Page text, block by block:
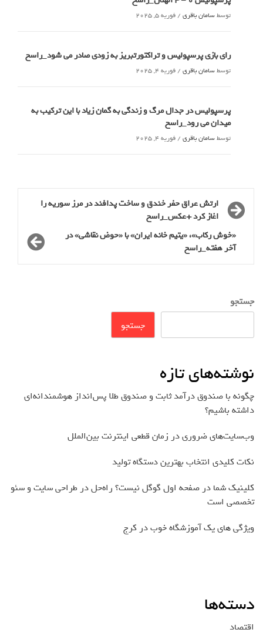
توسطسامان باقری / فوریه 5, 2025
رای بازی پرسپولیس و تراکتورتبریز به زودی صادر می شود_راسخ
توسطسامان باقری / فوریه 4, 2025
پرسپولیس در جدال مرگ و زندگی به گمان زیاد با این ترکیب به
میدان می رود_راسخ
توسطسامان باقری / فوریه 4, 2025
ارتش عراق حفر خندق و ساخت پدافند در مرز سوریه را
اغاز کرد +عکس_راسخ
«خوش رکاب»، «یتیم خانه ایران» با «حوض نقاشی» در
آخر هفته_راسخ
جستجو
جستجو
نوشته‌های تازه
چگونه با صندوق درآمد ثابت و صندوق طلا پس‌انداز هوشمندانه‌ای
داشته باشیم؟
وب‌سایت‌های ضروری در زمان قطعی اینترنت بین‌الملل
نکات کلیدی انتخاب بهترین دستگاه تولید
کلینیک شما در صفحه اول گوگل نیست؟ راه‌حل در طراحی سایت و سئو
تخصصی است
ویژگی های یک آموزشگاه خوب در کرج
دسته‌ها
اقتصاد